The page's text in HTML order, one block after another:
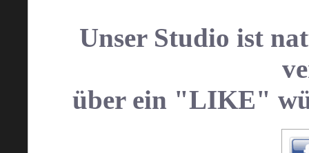
Unser Studio ist
über ein "LIKE"